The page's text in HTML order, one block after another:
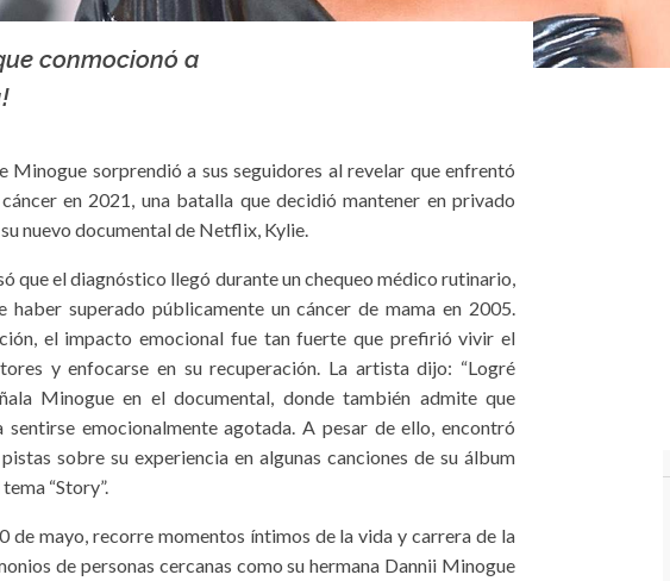
conmocionó a
Minogue sorprendió a sus seguidores al revelar que enfrentó
en 2021, una batalla que decidió mantener en privado
nuevo documental de Netflix, Kylie.
que el diagnóstico llegó durante un chequeo médico rutinario,
haber superado públicamente un cáncer de mama en 2005.
el impacto emocional fue tan fuerte que prefirió vivir el
y enfocarse en su recuperación. La artista dijo: “Logré
Minogue en el documental, donde también admite que
emocionalmente agotada. A pesar de ello, encontró
sobre su experiencia en algunas canciones de su álbum
“Story”.
de mayo, recorre momentos íntimos de la vida y carrera de la
de personas cercanas como su hermana Dannii Minogue